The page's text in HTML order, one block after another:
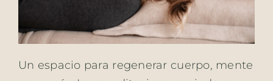
Un espacio para regenerar cuerpo, mente